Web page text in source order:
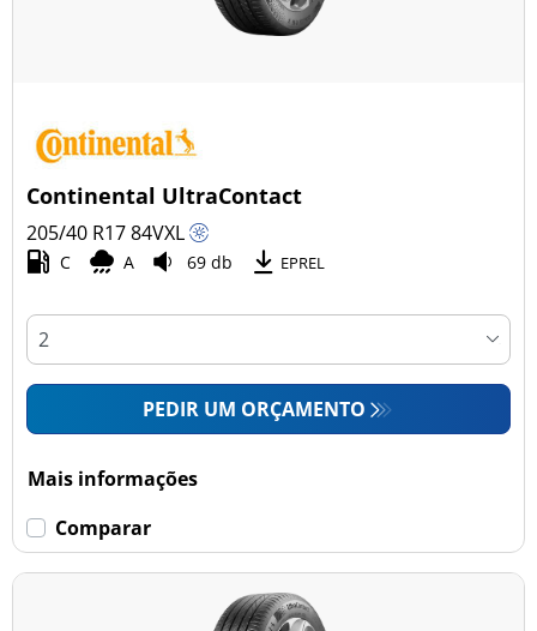
Continental UltraContact
205/40 R1784VXL
C A 69 db EPREL
PEDIR UM ORÇAMENTO
Mais informações
Comparar